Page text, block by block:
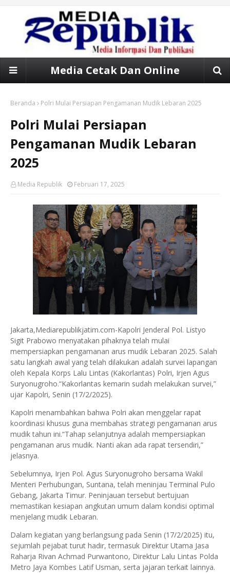
Media Cetak Dan Online
Beranda Polri Mulai Persiapan Pengamanan Mudik Lebaran 2025
Polri Mulai Persiapan
Pengamanan Mudik Lebaran
2025
Media Republik Februari 17, 2025
Jakarta,Mediarepublikjatim.com-Kapolri Jenderal Pol. Listyo
Sigit Prabowo menyatakan pihaknya telah mulai
mempersiapkan pengamanan arus mudik Lebaran 2025. Salah
satu langkah awal yang telah dilakukan adalah survei lapangan
oleh Kepala Korps Lalu Lintas (Kakorlantas) Polri, Irjen Agus
Suryonugroho.“Kakorlantas kemarin sudah melakukan survei,”
ujar Kapolri, Senin (17/2/2025).
Kapolri menambahkan bahwa Polri akan menggelar rapat
koordinasi khusus guna membahas strategi pengamanan arus
mudik tahun ini.“Tahap selanjutnya adalah mempersiapkan
pengamanan arus mudik. Nanti akan ada rapat tersendiri,”
jelasnya.
Sebelumnya, Irjen Pol. Agus Suryonugroho bersama Wakil
Menteri Perhubungan, Suntana, telah meninjau Terminal Pulo
Gebang, Jakarta Timur. Peninjauan tersebut bertujuan
memastikan kesiapan angkutan umum dalam kondisi optimal
menjelang mudik Lebaran.
Dalam kegiatan yang berlangsung pada Senin (17/2/2025) itu,
sejumlah pejabat turut hadir, termasuk Direktur Utama Jasa
Raharja Rivan Achmad Purwantono, Direktur Lalu Lintas Polda
Metro Jaya Kombes Latif Usman, serta jajaran terkait lainnya.